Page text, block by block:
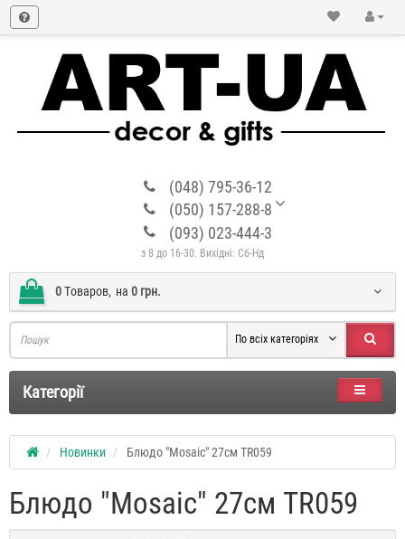
(048) 795-36-12
(050) 157-288-8
(093) 023-444-3
з 8 до 16-30. Вихідні: Сб-Нд
0Tоваров, на 0 грн.
По всіх категоріях
Категорії
Новинки Блюдо "Mosaic" 27см TR059
Блюдо "Mosaic" 27см TR059